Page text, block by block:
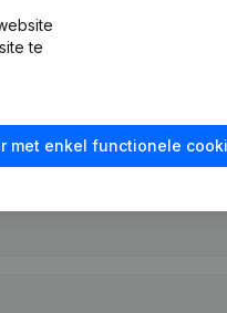
te
met enkel functionele